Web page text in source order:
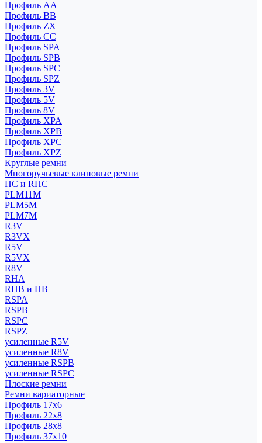
Профиль АА
Профиль BB
Профиль ZX
Профиль CC
Профиль SPA
Профиль SPB
Профиль SPC
Профиль SPZ
Профиль 3V
Профиль 5V
Профиль 8V
Профиль XPA
Профиль XPB
Профиль XPC
Профиль XPZ
Круглые ремни
Многоручьевые клиновые ремни
HC и RHC
PLM11M
PLM5M
PLM7M
R3V
R3VX
R5V
R5VX
R8V
RHA
RHB и HB
RSPA
RSPB
RSPC
RSPZ
усиленные R5V
усиленные R8V
усиленные RSPB
усиленные RSPC
Плоские ремни
Ремни вариаторные
Профиль 17x6
Профиль 22x8
Профиль 28x8
Профиль 37x10